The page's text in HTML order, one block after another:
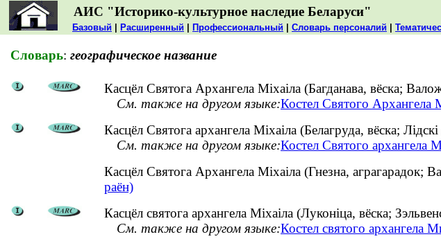
АИС "Историко-культурное наследие Беларуси"
Базовый Расширенный Профессиональный Словарь персоналий
Словарь: географическое название
Касцёл Святога Архангела Міхаіла (Багданава, вёска;
См. также на другом языке:Костел Святого
Касцёл Святога архангела Міхаіла (Белагруда, вёска;
См. также на другом языке:Костел Святого архангела
Касцёл Святога Архангела Міхаіла (Гнезна, аграгарадок;
раён)
Касцёл святога архангела Міхаіла (Луконіца, вёска;
См. также на другом языке:Костел святого архангела